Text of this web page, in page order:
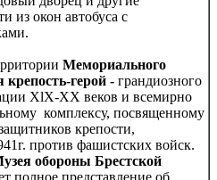
из окон автобуса с
Мемориального
крепость-герой - грандиозного
XlX-XX веков и всемирно
комплексу, посвященному
крепости,
против фашистских войск.
обороны Брестской
полное представление об